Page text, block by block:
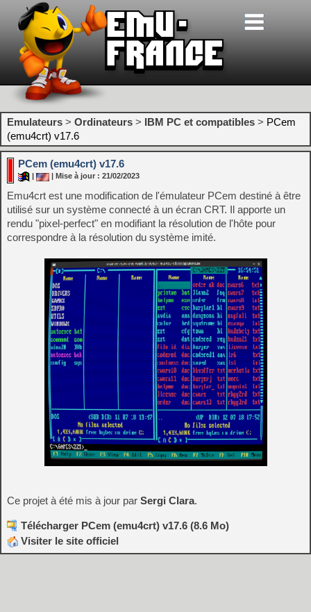
Emulateurs > Ordinateurs > IBM PC et compatibles > PCem
(emu4crt) v17.6
PCem (emu4crt) v17.6
| Mise à jour : 21/02/2023
Emu4crt est une modification de l'émulateur PCem destiné à être
utilisé sur un système connecté à un écran CRT. Il apporte un
rendu "pixel-perfect" en modifiant la résolution de l'hôte pour
correspondre à la résolution du système imité.
Ce projet à été mis à jour par Sergi Clara.
Télécharger PCem (emu4crt) v17.6 (8.6 Mo)
Visiter le site officiel